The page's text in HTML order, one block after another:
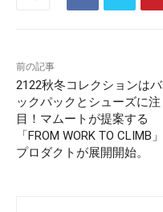
前の記事
2122秋冬コレクションはバ
ックパックとシューズに注
目！マムートが提案する
「FROM WORK TO CLIMB」
プロダクトが展開開始。